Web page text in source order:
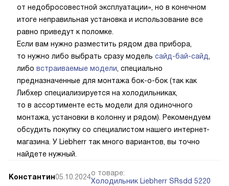
от недобросовестной эксплуатации», но в конечном
итоге неправильная установка и использование все
равно приведут к поломке.
Если вам нужно разместить рядом два прибора,
то нужно либо выбрать сразу модель сайд-бай-сайд
либо встраиваемые модели , специально
предназначенные для монтажа бок-о-бок (так как
Либхер специализируется на холодильниках,
то в ассортименте есть модели для одиночного
монтажа, установки в колонну и рядом). Рекомендуем
обсудить покупку со специалистом нашего интернет-
магазина. У Liebherr так много вариантов, вы точно
найдете нужный.
Константин05.10.2024о товаре:
Холодильник Liebherr SRsdd 5220